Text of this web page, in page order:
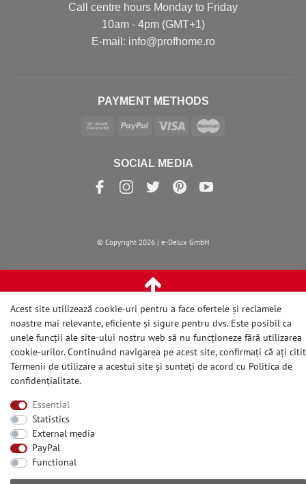
Call centre hours Monday to Friday
10am - 4pm (GMT+1)
Е-mail: info@profhome.ro
PAYMENT METHODS
SOCIAL MEDIA
© Copyright 2026 | e-Delux GmbH
Acest site utilizează cookie-uri pentru a face ofertele și reclamele
noastre mai relevante, eficiente și sigure pentru dvs. Este posibil ca
unele funcții ale site-ului nostru web să nu funcționeze fără utilizarea
cookie-urilor. Continuând navigarea pe acest site, confirmați că ați citit
Termenii de utilizare a acestui site și sunteți de acord cu Politica de
confidențialitate.
Essential
Statistics
External media
PayPal
Functional